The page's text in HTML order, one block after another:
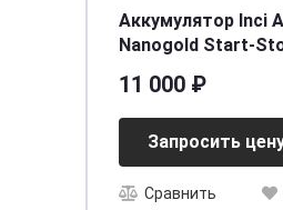
Аккумулятор Inci
Nanogold Start-
11 000 ₽
Запросить
Сравнить